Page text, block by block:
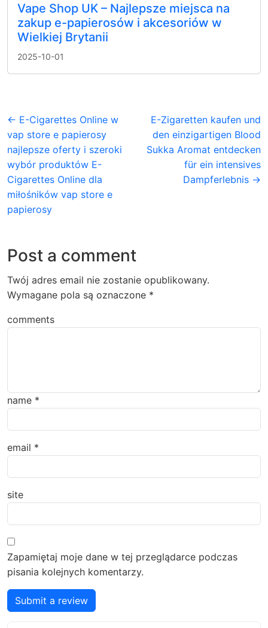
Vape Shop UK – Najlepsze miejsca na
zakup e-papierosów i akcesoriów w
Wielkiej Brytanii
2025-10-01
← E-Cigarettes Online w
vap store e papierosy
najlepsze oferty i szeroki
wybór produktów E-
Cigarettes Online dla
miłośników vap store e
papierosy
E-Zigaretten kaufen und
den einzigartigen Blood
Sukka Aromat entdecken
für ein intensives
Dampferlebnis →
Post a comment
Twój adres email nie zostanie opublikowany.
Wymagane pola są oznaczone *
comments
name *
email *
site
Zapamiętaj moje dane w tej przeglądarce podczas
pisania kolejnych komentarzy.
Submit a review